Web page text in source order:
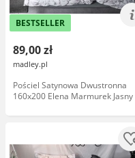
BESTSELLER
89,00 zł
madley.pl
Pościel Satynowa Dwustronna
160x200 Elena Marmurek Jasny